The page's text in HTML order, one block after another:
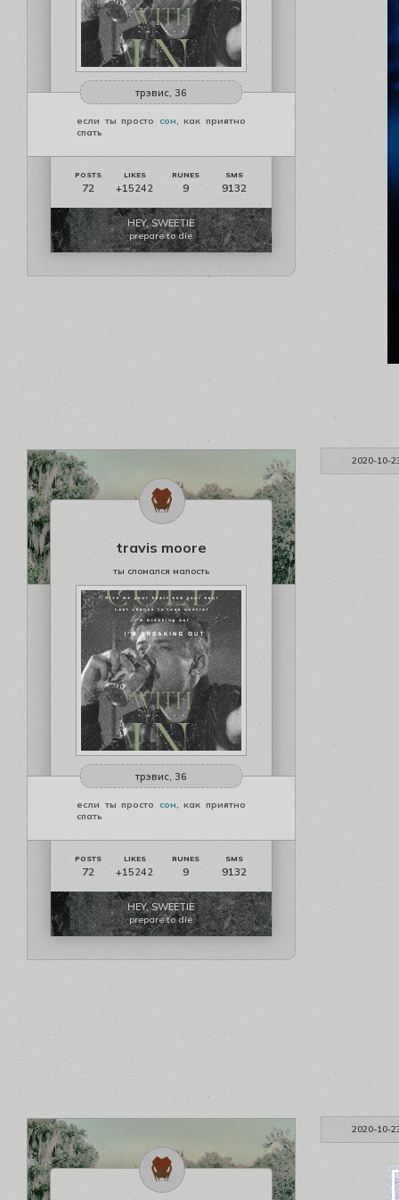
трэвис, 36
если ты просто сон, как приятно
спать
72 +15242 9 9132
HEY, SWEETIE
prepare to die
2020-10-
travis moore
ты сломался малость
трэвис, 36
если ты просто сон, как приятно
спать
72 +15242 9 9132
HEY, SWEETIE
prepare to die
2020-10-